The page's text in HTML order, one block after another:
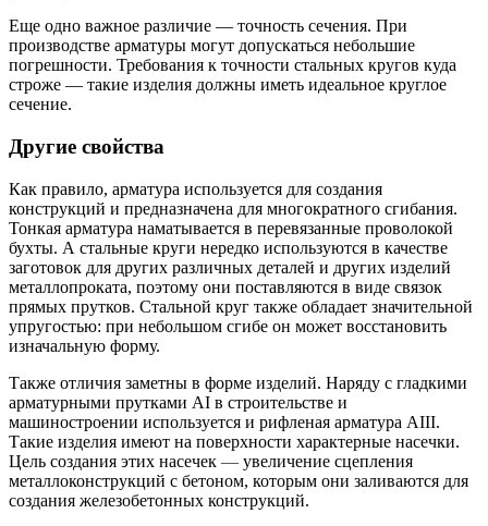
Еще одно важное различие — точность сечения. При
производстве арматуры могут допускаться небольшие
погрешности. Требования к точности стальных кругов куда
строже — такие изделия должны иметь идеальное круглое
сечение.
Другие свойства
Как правило, арматура используется для создания
конструкций и предназначена для многократного сгибания.
Тонкая арматура наматывается в перевязанные проволокой
бухты. А стальные круги нередко используются в качестве
заготовок для других различных деталей и других изделий
металлопроката, поэтому они поставляются в виде связок
прямых прутков. Стальной круг также обладает значительной
упругостью: при небольшом сгибе он может восстановить
изначальную форму.
Также отличия заметны в форме изделий. Наряду с гладкими
арматурными прутками AI в строительстве и
машиностроении используется и рифленая арматура AIII.
Такие изделия имеют на поверхности характерные насечки.
Цель создания этих насечек — увеличение сцепления
металлоконструкций с бетоном, которым они заливаются для
создания железобетонных конструкций.